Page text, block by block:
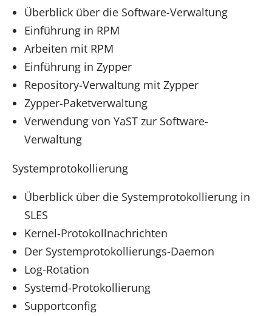
Überblick über die Software-Verwaltung
Einführung in RPM
Arbeiten mit RPM
Einführung in Zypper
Repository-Verwaltung mit Zypper
Zypper-Paketverwaltung
Verwendung von YaST zur Software-
Verwaltung
Systemprotokollierung
Überblick über die Systemprotokollierung in
SLES
Kernel-Protokollnachrichten
Der Systemprotokollierungs-Daemon
Log-Rotation
Systemd-Protokollierung
Supportconfig